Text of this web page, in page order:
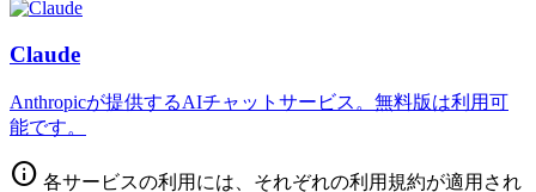
Claude
Anthropicが提供するAIチャットサービス。無料版は利用可
能です。
info 各サービスの利用には、それぞれの利用規約が適用され